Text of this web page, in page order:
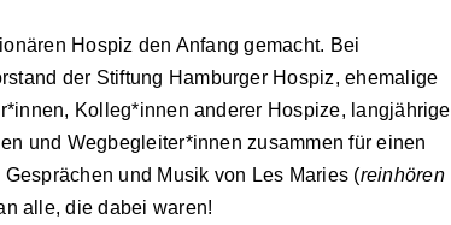
Hospiz den Anfang gemacht. Bei
der Stiftung Hamburger Hospiz, ehemalige
Kolleg*innen anderer Hospize, langjährige
und Wegbegleiter*innen zusammen für einen
und Musik von Les Maries (reinhören
alle, die dabei waren!